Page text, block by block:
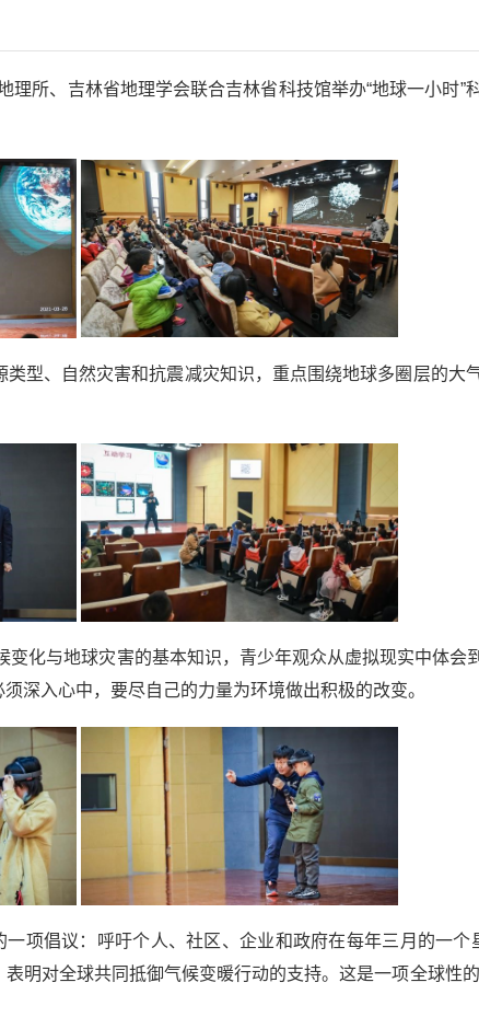
所、吉林省地理学会联合吉林省科技馆举办“地球一小时”
、自然灾害和抗震减灾知识，重点围绕地球多圈层的大
与地球灾害的基本知识，青少年观众从虚拟现实中体会
深入心中，要尽自己的力量为环境做出积极的改变。
项倡议：呼吁个人、社区、企业和政府在每年三月的一
明对全球共同抵御气候变暖行动的支持。这是一项全球性